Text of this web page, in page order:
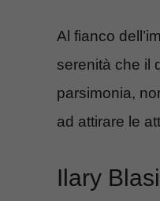
Al fianco
serenità che il
parsimonia,
ad attirare le
Ilary